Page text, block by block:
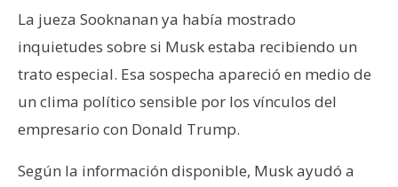
La jueza Sooknanan ya había mostrado
inquietudes sobre si Musk estaba recibiendo un
trato especial. Esa sospecha apareció en medio de
un clima político sensible por los vínculos del
empresario con Donald Trump.
Según la información disponible, Musk ayudó a